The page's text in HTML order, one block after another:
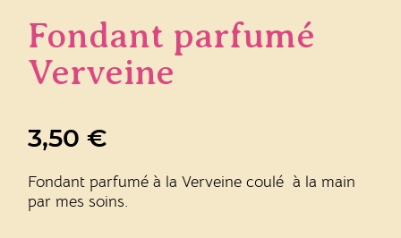
Fondant parfumé
Verveine
3,50€
Fondant parfumé à la Verveine coulé à la main
par mes soins.